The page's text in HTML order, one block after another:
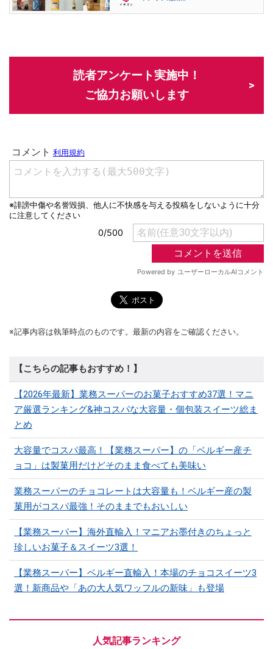
読者アンケート実施中！
ご協力お願いします
※記事内容は執筆時点のものです。最新の内容をご確認ください。
【こちらの記事もおすすめ！】
【2026年最新】業務スーパーのお菓子おすすめ37選！マニ
ア厳選ランキング&神コスパな大容量・個包装スイーツ総ま
とめ
大容量でコスパ最高！【業務スーパー】の「ベルギー産チ
ョコ」は製菓用だけどそのまま食べても美味い
業務スーパーのチョコレートは大容量も！ベルギー産の製
菓用がコスパ最強！そのままでもおいしい
【業務スーパー】海外直輸入！マニアお墨付きのちょっと
珍しいお菓子＆スイーツ3選！
【業務スーパー】ベルギー直輸入！本場のチョコスイーツ3
選！新商品や「あの大人気ワッフルの新味」も登場